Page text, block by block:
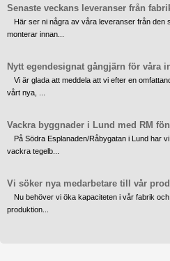
Senaste veckans leveranser från
Här ser ni några av våra leveranser från
monterar innan...
Nytt egendesignat gångjärn för våra
Vi är glada att meddela att vi efter en
vårt nya, ...
Vackra byggnader i Lund med RM
På Södra Esplanaden/Råbygatan i Lund har
vackra tegelb...
Vi söker nya medarbetare till vår
Nu behöver vi öka kapaciteten i vår fabrik
produktion...